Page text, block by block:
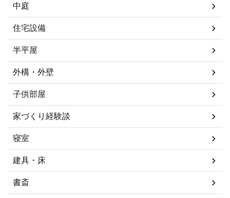
中庭
住宅設備
半平屋
外構・外壁
子供部屋
家づくり経験談
寝室
建具・床
書斎